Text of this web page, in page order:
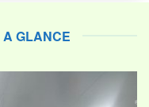
A GLANCE